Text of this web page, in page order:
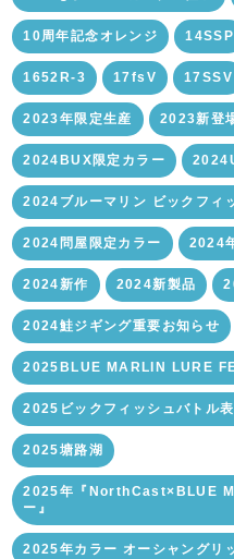
10周年記念オレンジ 14SSP
1652R-3 17fsV 17SSV
2023年限定生産 2023新登
2024BUX限定カラー
2024ブルーマリン ビックフィ
2024問屋限定カラー 2024
2024新作 2024新製品
2024鮭ジギング重要お知らせ
2025BLUE MARLIN LURE
2025ビックフィッシュバトル
2025塘路湖
2025年『NorthCast×BLUE
ー』
2025年カラー オーシャング